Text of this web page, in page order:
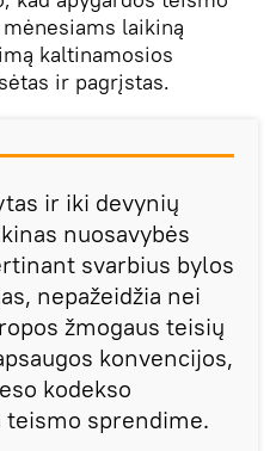
laikiną
kaltinamosios
ir pagrįstas.
ir iki devynių
nuosavybės
svarbius bylos
nepažeidžia nei
žmogaus teisių
konvencijos,
kodekso
sprendime.